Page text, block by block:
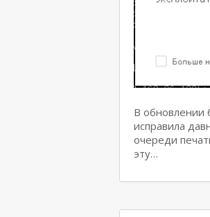
В обновлении
исправила
очереди
эту…